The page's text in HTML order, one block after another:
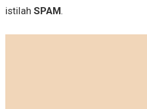
istilah SPAM.